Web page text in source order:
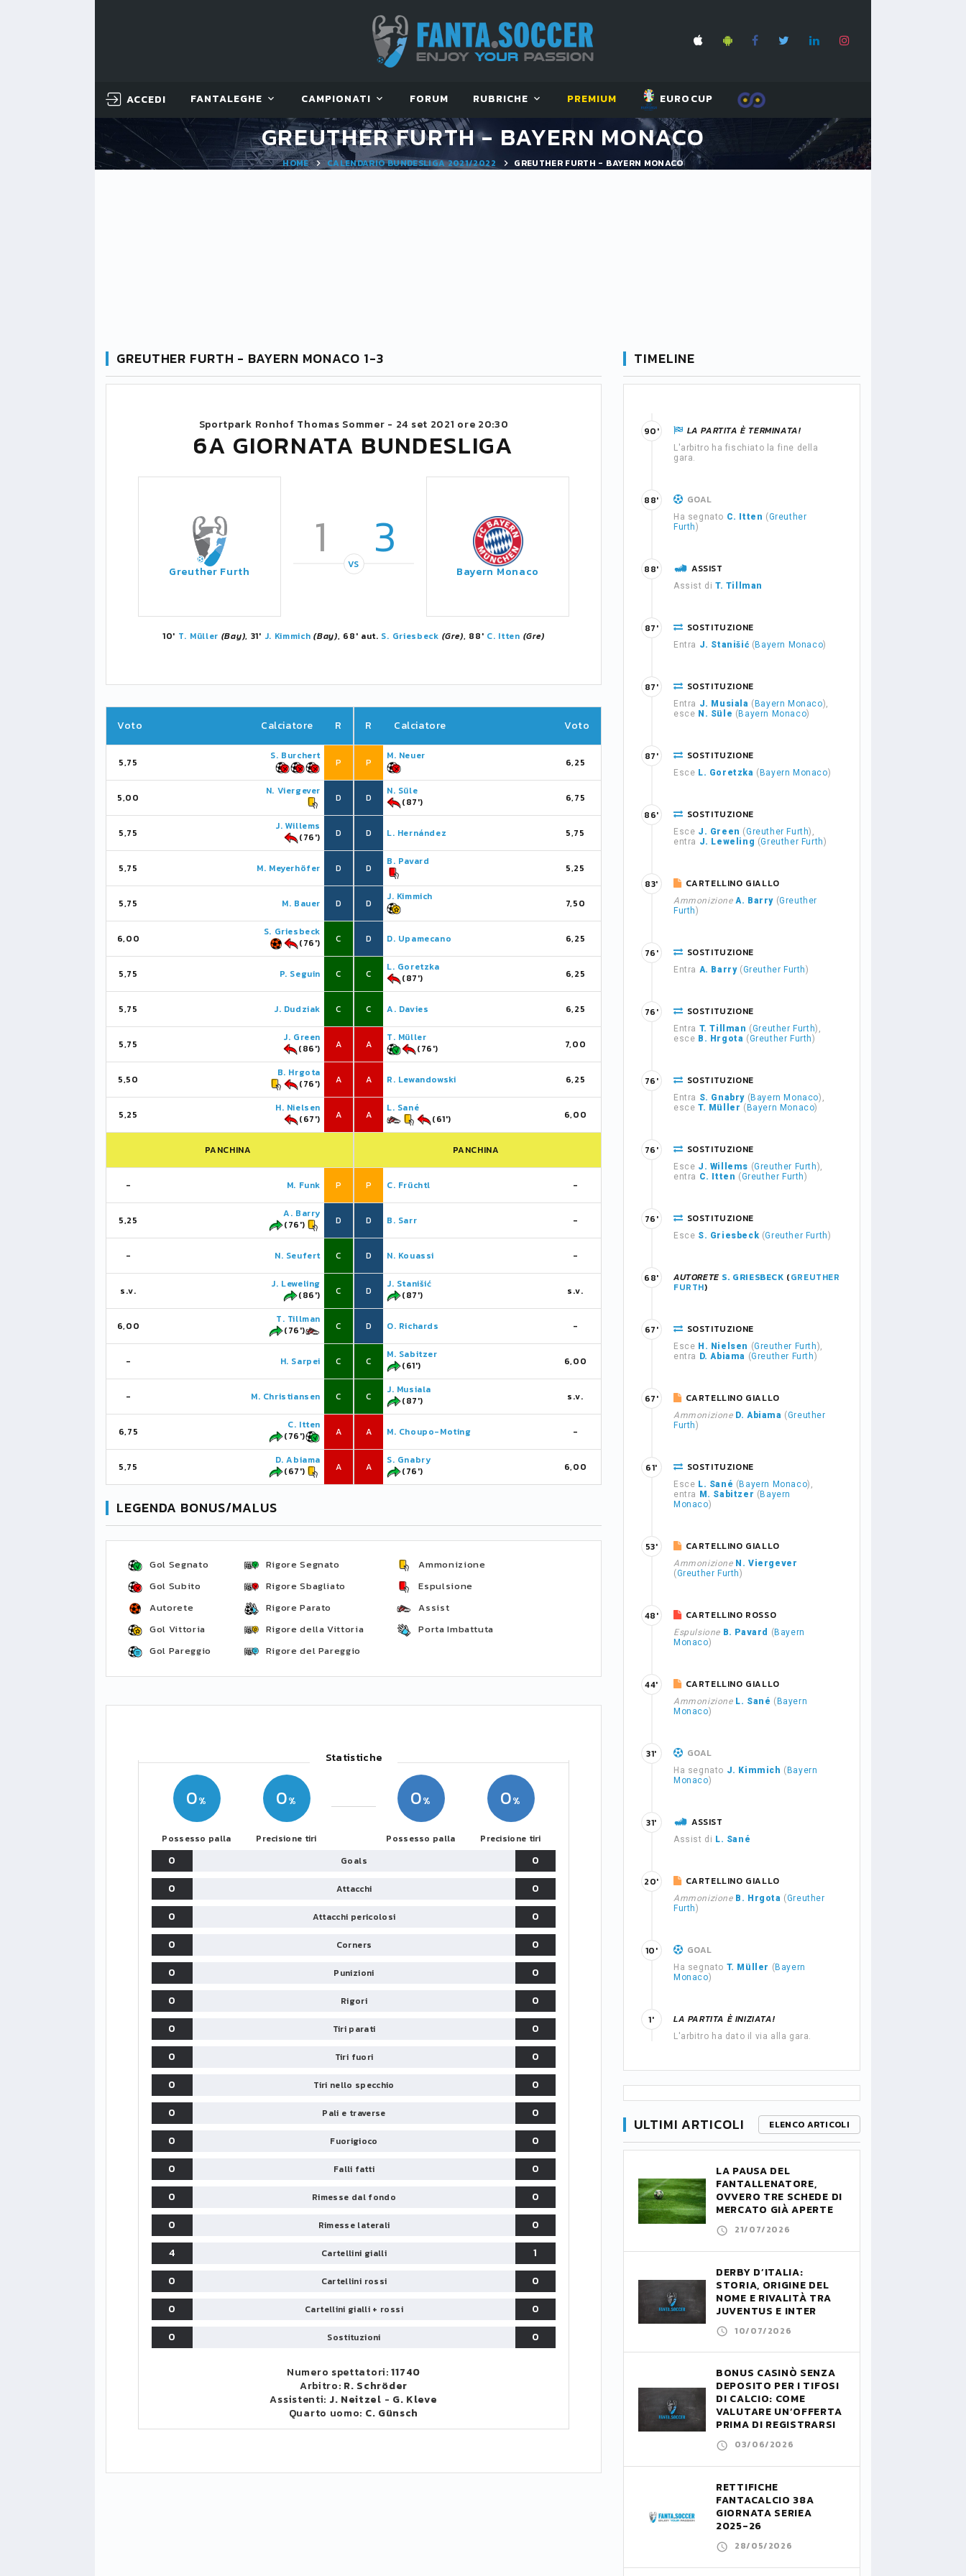
ACCEDI FANTALEGHE CAMPIONATI FORUM RUBRICHE PREMIUM EUROCUP
GREUTHER FURTH - BAYERN MONACO
HOME CALENDARIO BUNDESLIGA 2021/2022 GREUTHER FURTH - BAYERN MONACO
GREUTHER FURTH - BAYERN MONACO 1-3
Sportpark Ronhof Thomas Sommer - 24 set 2021 ore 20:30
6A GIORNATA BUNDESLIGA
Greuther Furth
1 3
VS Bayern Monaco
10' T. Müller (Bay), 31' J. Kimmich (Bay), 68' aut. S. Griesbeck (Gre), 88' C. Itten (Gre)
Voto Calciatore R
5,75
S. Burchert
P
5,00
N. Viergever
D
5,75
J. Willems
(76')
D
5,75 M. Meyerhöfer D
5,75 M. Bauer D
6,00
S. Griesbeck
(76')
C
5,75 P. Seguin C
5,75 J. Dudziak C
5,75
J. Green
(86')
A
5,50
B. Hrgota
(76')
A
5,25
H. Nielsen
(67')
A
PANCHINA
- M. Funk P
5,25
A. Barry
(76')
D
- N. Seufert C
s.v.
J. Leweling
(86')
C
6,00
T. Tillman
(76')
C
- H. Sarpei C
- M. Christiansen C
6,75
C. Itten
(76')
A
5,75
D. Abiama
(67')
A
R Calciatore Voto
P
M. Neuer
6,25
D
N. Süle
(87')
6,75
D L. Hernández 5,75
D
B. Pavard
5,25
D
J. Kimmich
7,50
D D. Upamecano 6,25
C
L. Goretzka
(87')
6,25
C A. Davies 6,25
A
T. Müller
(76')
7,00
A R. Lewandowski 6,25
A
L. Sané
(61')
6,00
PANCHINA
P C. Früchtl -
D B. Sarr -
D N. Kouassi -
D
J. Stanišić
(87')
s.v.
D O. Richards -
C
M. Sabitzer
(61')
6,00
C
J. Musiala
(87')
s.v.
A M. Choupo-Moting -
A
S. Gnabry
(76')
6,00
LEGENDA BONUS/MALUS
Gol Segnato
Gol Subito
Autorete
Gol Vittoria
Gol Pareggio
Rigore Segnato
Rigore Sbagliato
Rigore Parato
Rigore della Vittoria
Rigore del Pareggio
Ammonizione
Espulsione
Assist
Porta Imbattuta
Statistiche
0
Possesso palla
0
Precisione tiri
0
Possesso palla
0
Precisione tiri
0 Goals
0
0
Attacchi
0
0
Attacchi pericolosi
0
0
Corners
0
0
Punizioni
0
0
Rigori
0
0
Tiri parati
0
0
Tiri fuori
0
0
Tiri nello specchio
0
0
Pali e traverse
0
0
Fuorigioco
0
0
Falli fatti
0
0
Rimesse dal fondo
0
0
Rimesse laterali
0
4
Cartellini gialli
1
0
Cartellini rossi
0
0
Cartellini gialli + rossi
0
0
Sostituzioni 0
Numero spettatori:11740
Arbitro: R. Schröder
Assistenti: J. Neitzel - G. Kleve
Quarto uomo: C. Günsch
TIMELINE
LA PARTITA È TERMINATA!
L'arbitro ha fischiato la fine della
gara.
90'
GOAL
Ha segnato C. Itten (Greuther
Furth)
88'
ASSIST
Assist di T. Tillman
88'
SOSTITUZIONE
Entra J. Stanišić ( Bayern Monaco)
87'
SOSTITUZIONE
Entra J. Musiala ( Bayern Monaco),
esce N. Süle ( Bayern Monaco)
87'
SOSTITUZIONE
Esce L. Goretzka ( Bayern Monaco)
87'
SOSTITUZIONE
Esce J. Green (Greuther Furth),
entra J. Leweling (Greuther Furth)
86'
CARTELLINO GIALLO
Ammonizione A. Barry (Greuther
Furth)
83'
SOSTITUZIONE
Entra A. Barry(Greuther Furth)
76'
SOSTITUZIONE
Entra T. Tillman (Greuther Furth),
esce B. Hrgota (Greuther Furth)
76'
SOSTITUZIONE
Entra S. Gnabry ( Bayern Monaco),
esce T. Müller ( Bayern Monaco)
76'
SOSTITUZIONE
Esce J. Willems (Greuther Furth),
entra C. Itten (Greuther Furth)
76'
SOSTITUZIONE
Esce S. Griesbeck (Greuther Furth)
76'
AUTORETE S. GRIESBECK (GREUTHER
FURTH)
68'
SOSTITUZIONE
Esce H. Nielsen (Greuther Furth),
entra
D. Abiama (Greuther Furth)
67'
CARTELLINO GIALLO
Ammonizione D. Abiama (Greuther
Furth)
67'
SOSTITUZIONE
Esce L. Sané ( Bayern Monaco),
entra
M. Sabitzer ( Bayern
Monaco)
61'
CARTELLINO GIALLO
Ammonizione N. Viergever
(Greuther Furth)
53'
CARTELLINO ROSSO
Espulsione B. Pavard ( Bayern
Monaco)
48'
CARTELLINO GIALLO
Ammonizione L. Sané ( Bayern
Monaco)
44'
GOAL
Ha segnato J. Kimmich ( Bayern
Monaco)
31'
ASSIST
Assist di L. Sané
31'
CARTELLINO GIALLO
Ammonizione B. Hrgota (Greuther
Furth)
20'
GOAL
Ha segnato T. Müller ( Bayern
Monaco)
10'
LA PARTITA È INIZIATA!
L'arbitro ha dato il via alla gara.
1'
ULTIMI ARTICOLI ELENCO ARTICOLI
LA PAUSA DEL
FANTALLENATORE,
OVVERO TRE SCHEDE DI
MERCATO GIÀ APERTE
21/07/2026
DERBY D’ITALIA:
STORIA, ORIGINE DEL
NOME E RIVALITÀ TRA
JUVENTUS E INTER
10/07/2026
BONUS CASINÒ SENZA
DEPOSITO PER I TIFOSI
DI CALCIO: COME
VALUTARE UN’OFFERTA
PRIMA DI REGISTRARSI
03/06/2026
RETTIFICHE
FANTACALCIO 38A
GIORNATA SERIEA
2025-26
28/05/2026